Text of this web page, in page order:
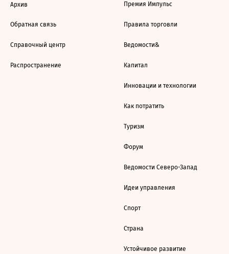
Архив
Обратная связь
Справочный центр
Распространение
Премия Импульс
Правила торговли
Ведомости&
Капитал
Инновации и технологии
Как потратить
Туризм
Форум
Ведомости Северо-Запад
Идеи управления
Спорт
Страна
Устойчивое развитие